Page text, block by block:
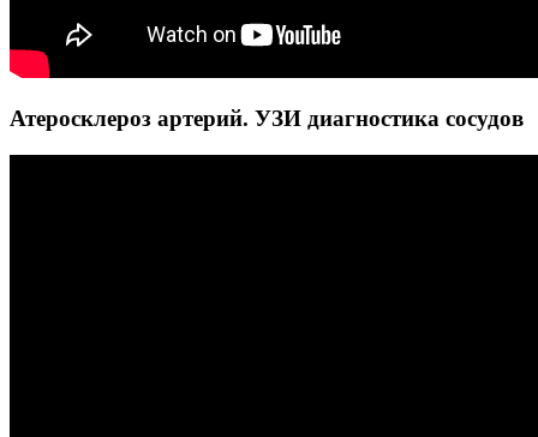
Атеросклероз артерий. УЗИ диагностика сосудов